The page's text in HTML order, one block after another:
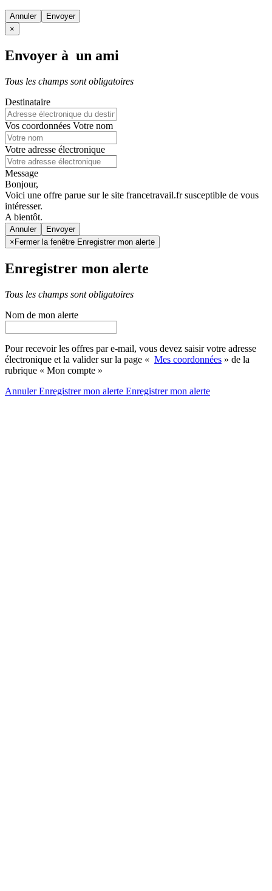
Annuler
×
Envoyer à un ami
Tous les champs sont obligatoires
Destinataire
Vos coordonnées Votre nom
Votre adresse électronique
Message
Bonjour,
Voici une offre parue sur le site francetravail.fr susceptible de vous
intéresser.
A bientôt.
Annuler
× Fermer la fenêtre Enregistrer mon alerte
Enregistrer mon alerte
Tous les champs sont obligatoires
Nom de mon alerte
Pour recevoir les offres par e-mail, vous devez saisir votre adresse
électronique et la valider sur la page « Mes coordonnées » de la
rubrique « Mon compte »
AnnulerEnregistrer mon alerte Enregistrermon alerte